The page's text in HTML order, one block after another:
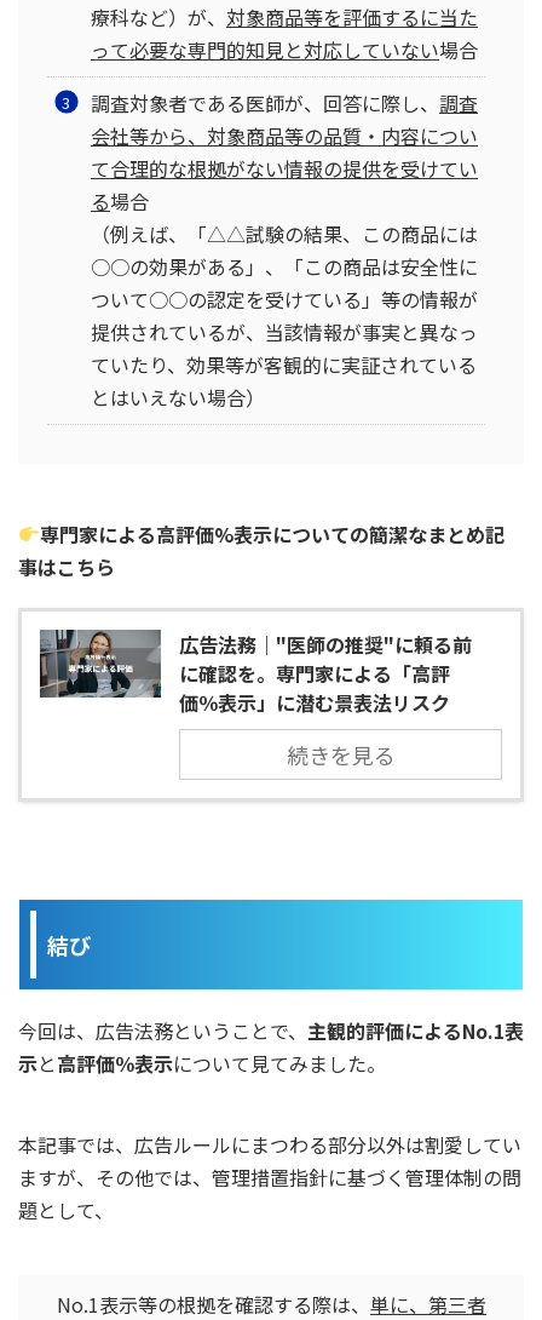
療科など）が、 対象商品等を評価するに当た
って必要な専門的知見と対応していない場合
調査対象者である医師が、回答に際し、 調査
会社等から、対象商品等の品質・内容につい
て合理的な根拠がない情報の提供を受けてい
る場合
（例えば、「△△試験の結果、この商品には
○○の効果がある」、「この商品は安全性に
ついて○○の認定を受けている」等の情報が
提供されているが、当該情報が事実と異なっ
ていたり、効果等が客観的に実証されている
とはいえない場合）
専門家による高評価%表示についての簡潔なまとめ記
事はこちら
広告法務｜"医師の推奨"に頼る前
に確認を。専門家による「高評
価％表示」に潜む景表法リスク
続きを見る
結び
今回は、広告法務ということで、 主観的評価によるNo.1表
示と高評価％表示について見てみました。
本記事では、広告ルールにまつわる部分以外は割愛してい
ますが、その他では、管理措置指針に基づく管理体制の問
題として、
No.1表示等の根拠を確認する際は、 単に、第三者